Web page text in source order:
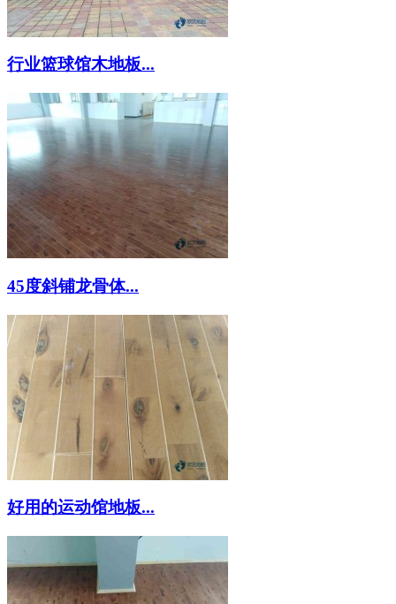
行业篮球馆木地板...
45度斜铺龙骨体...
好用的运动馆地板...